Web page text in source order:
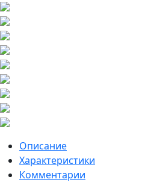
Описание
Характеристики
Комментарии